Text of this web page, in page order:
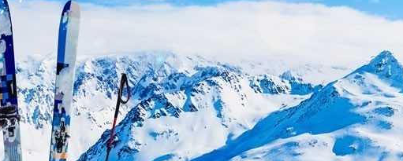
CONTACT
RESERVER EN
LIGNE